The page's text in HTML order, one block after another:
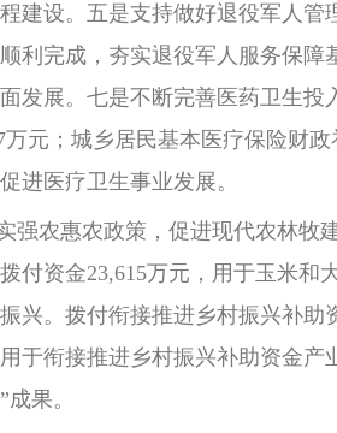
建设。五是支持做好退役军人
利完成，夯实退役军人服务保
发展。七是不断完善医药卫生
万元；城乡居民基本医疗保险财
进医疗卫生事业发展。
农惠农政策，促进现代农林牧建
付资金23,615万元，用于玉米
兴。拨付衔接推进乡村振兴补助
于衔接推进乡村振兴补助资金
果。